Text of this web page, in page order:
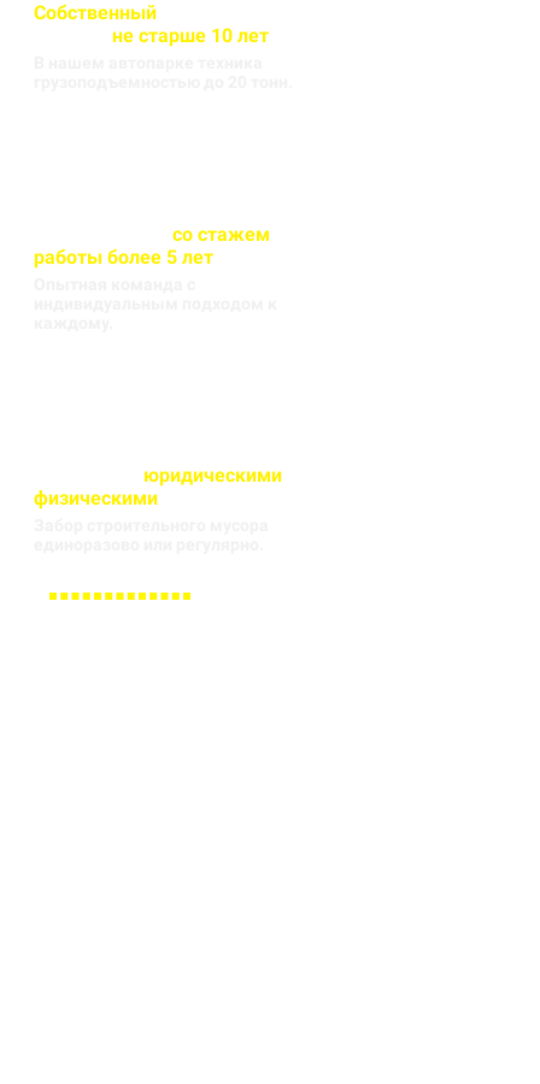
Собственный
не старше 10 лет
со стажем
работы более 5 лет
юридическими
физическими